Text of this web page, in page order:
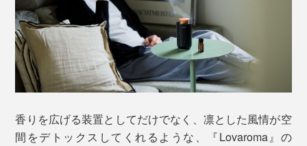
香りを広げる装置としてだけでなく、凛とした風情が空
間をデトックスしてくれるような、『Lovaroma』の